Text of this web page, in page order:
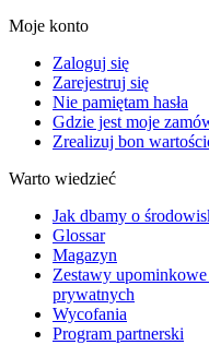
Moje konto
Zaloguj się
Zarejestruj się
Nie pamiętam hasła
Gdzie jest moje
Zrealizuj bon
Warto wiedzieć
Jak dbamy o
Glossar
Magazyn
Zestawy
prywatnych
Wycofania
Program partnerski